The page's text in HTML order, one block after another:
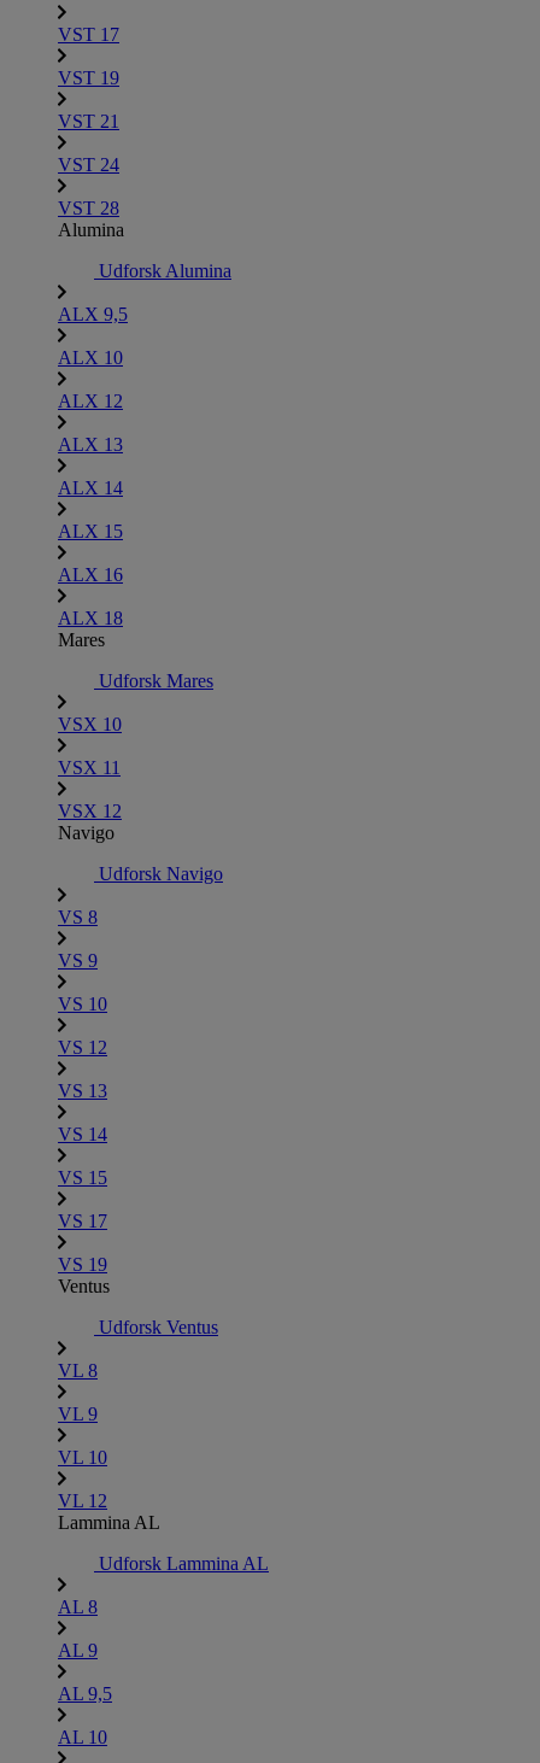
VST 17
VST 19
VST 21
VST 24
VST 28
Alumina
Udforsk Alumina
ALX 9,5
ALX 10
ALX 12
ALX 13
ALX 14
ALX 15
ALX 16
ALX 18
Mares
Udforsk Mares
VSX 10
VSX 11
VSX 12
Navigo
Udforsk Navigo
VS 8
VS 9
VS 10
VS 12
VS 13
VS 14
VS 15
VS 17
VS 19
Ventus
Udforsk Ventus
VL 8
VL 9
VL 10
VL 12
Lammina AL
Udforsk Lammina AL
AL 8
AL 9
AL 9,5
AL 10